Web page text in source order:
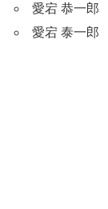
愛宕 恭一郎
愛宕 泰一郎